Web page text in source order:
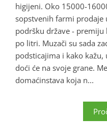
higijeni. Oko 15000-
sopstvenih farmi prodaje
podršku države - premiju
po litri. Muzači su sada
podsticajima i kako
doći će na svoje grane.
domaćinstava koja n...